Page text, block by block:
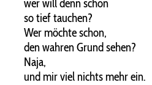
wer will denn schon
so tief tauchen?
Wer möchte schon,
den wahren Grund sehen?
Naja,
und mir viel nichts mehr ein.